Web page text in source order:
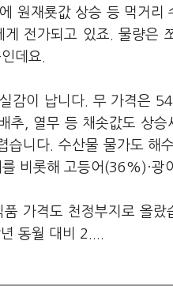
원재룟값 상승 등 먹거
전가되고 있죠. 물량은
데요.
감이 납니다. 무 가격
추, 열무 등 채솟값도 상
습니다. 수산물 물가도 해
비롯해 고등어(36%)·광
가격도 천정부지로 올
동월 대비 2....